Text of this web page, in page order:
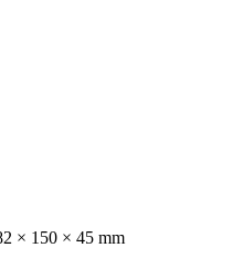
× 150 × 45 mm